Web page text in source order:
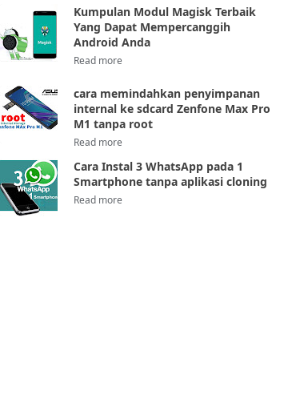
Kumpulan Modul Magisk Terbaik
Yang Dapat Mempercanggih
Android Anda
cara memindahkan penyimpanan
internal ke sdcard Zenfone Max Pro
M1 tanpa root
Cara Instal 3 WhatsApp pada 1
Smartphone tanpa aplikasi cloning